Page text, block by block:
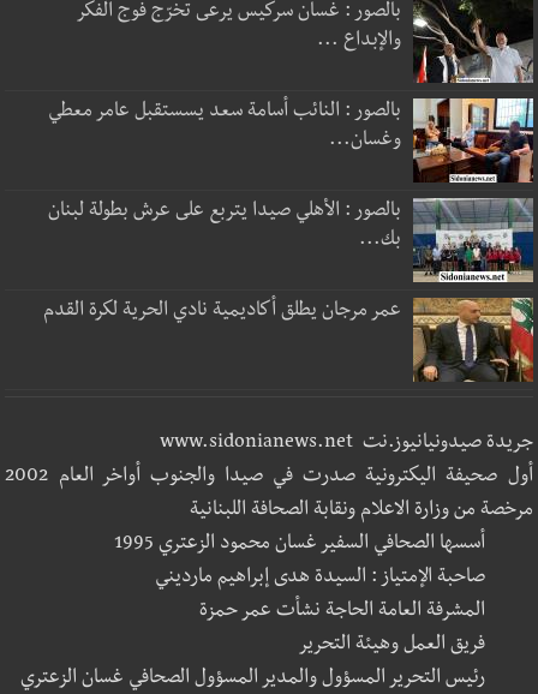
بالصور : غسان سركيس يرعى تخرّج فوج الفكر
والإبداع ...
بالصور : النائب أسامة سعد يسستقبل عامر معطي
وغسان...
بالصور : الأهلي صيدا يتربع على عرش بطولة لبنان
بك...
عمر مرجان يطلق أكاديمية نادي الحرية لكرة القدم
جريدة صيدونيانيوز.نت www.sidonianews.net
أول صحيفة اليكترونية صدرت في صيدا والجنوب أواخر العام 2002
مرخصة من وزارة الاعلام ونقابة الصحافة اللبنانية
أسسها الصحافي السفير غسان محمود الزعتري 1995
صاحبة الإمتياز : السيدة هدى إبراهيم مارديني
المشرفة العامة الحاجة نشأت عمر حمزة
فريق العمل وهيئة التحرير
رئيس التحرير المسؤول والمدير المسؤول الصحافي غسان الزعتري